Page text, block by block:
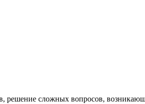
решение сложных вопросов,